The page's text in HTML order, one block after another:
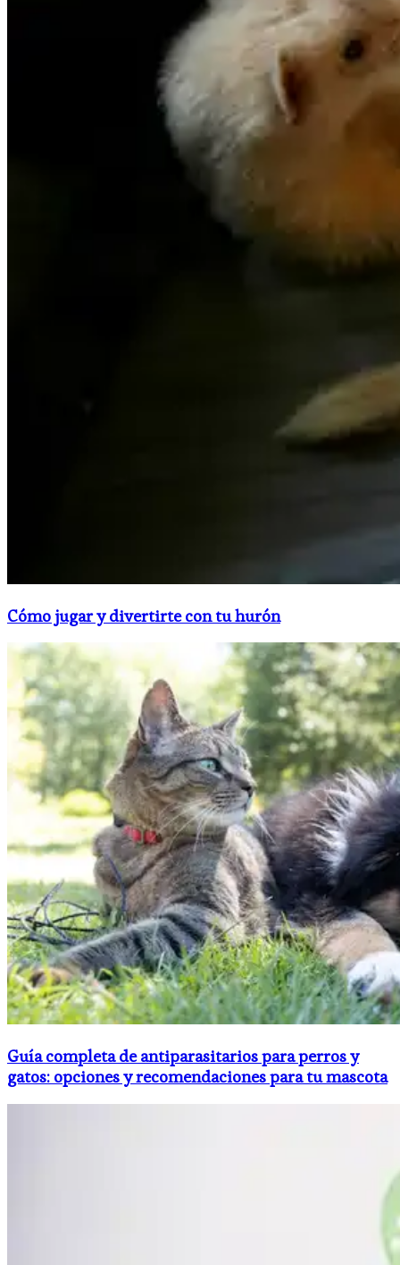
Cómo jugar y divertirte con tu hurón
Guía completa de antiparasitarios para perros y
gatos: opciones y recomendaciones para tu mascota